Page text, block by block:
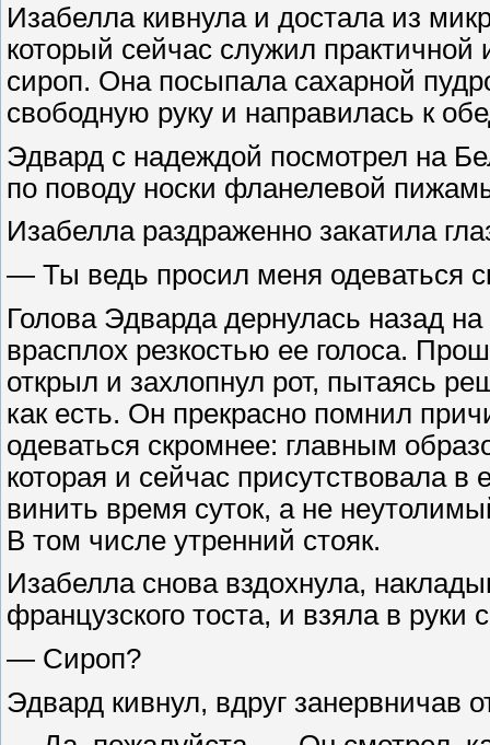
Изабелла кивнула и достала из
который сейчас служил
сироп. Она посыпала сахарной
свободную руку и направилась к
Эдвард с надеждой посмотрел на
по поводу носки фланелевой
Изабелла раздраженно закатила
— Ты ведь просил меня одеваться
Голова Эдварда дернулась назад
врасплох резкостью ее голоса.
открыл и захлопнул рот, пытаясь
как есть. Он прекрасно помнил
одеваться скромнее: главным
которая и сейчас присутствовала в
винить время суток, а не
В том числе утренний стояк.
Изабелла снова вздохнула,
французского тоста, и взяла в руки
— Сироп?
Эдвард кивнул, вдруг занервничав